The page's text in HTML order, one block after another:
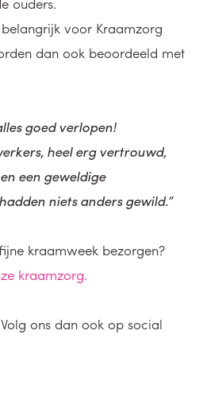
voor Kraamzorg
dan ook beoordeeld met
goed verlopen!
heel erg vertrouwd,
een geweldige
niets anders gewild.”
kraamweek bezorgen?
kraamzorg.
ons dan ook op social